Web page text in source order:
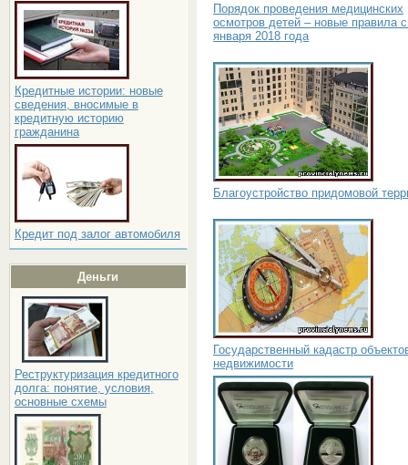
Кредитные истории: новые
сведения, вносимые в
кредитную историю
гражданина
Кредит под залог автомобиля
Деньги
Реструктуризация кредитного
долга: понятие, условия,
основные схемы
Порядок проведения медицинских
осмотров детей – новые правила
января 2018 года
Благоустройство придомовой
Государственный кадастр
недвижимости